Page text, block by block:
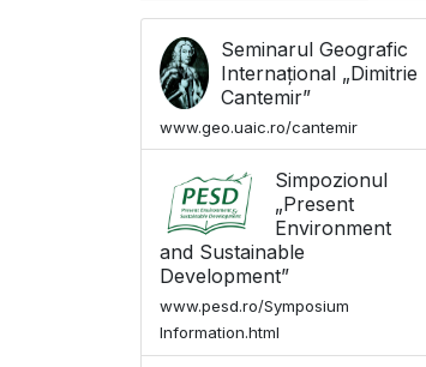
Seminarul Geografic
Internațional „Dimitrie
Cantemir”
www.geo.uaic.ro/cantemir
Simpozionul
„Present
Environment
and Sustainable
Development”
www.pesd.ro/Symposium
Information.html